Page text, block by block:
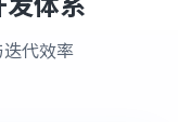
代效率